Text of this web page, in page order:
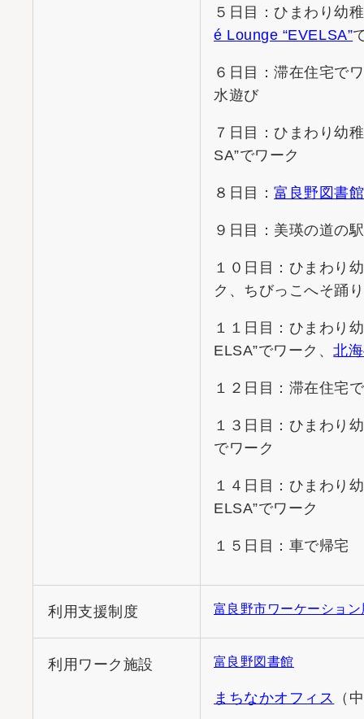
５日目：ひまわり幼
é Lounge “EVELSA”
６日目：滞在住宅で
水遊び
７日目：ひまわり幼
SA”でワーク
８日目：富良野図書館
９日目：美瑛の道の
１０日目：ひまわり
ク、ちびっこへそ踊
１１日目：ひまわり
ELSA”でワーク、北
１２日目：滞在住宅
１３日目：ひまわり
でワーク
１４日目：ひまわり
ELSA”でワーク
１５日目：車で帰宅
利用支援制度 富良野市ワーケーショ
利用ワーク施設 富良野図書館
まちなかオフィス （